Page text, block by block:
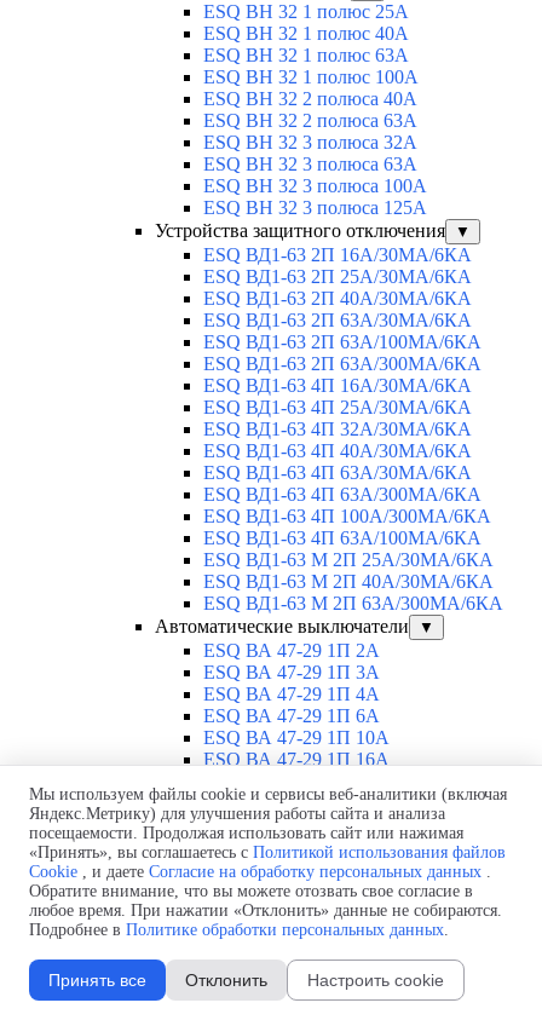
ESQ ВН 32 1 полюс 25А
ESQ ВН 32 1 полюс 40А
ESQ ВН 32 1 полюс 63А
ESQ ВН 32 1 полюс 100A
ESQ ВН 32 2 полюса 40А
ESQ ВН 32 2 полюса 63А
ESQ ВН 32 3 полюса 32А
ESQ ВН 32 3 полюса 63А
ESQ ВН 32 3 полюса 100А
ESQ ВН 32 3 полюса 125А
Устройства защитного отключения
▼
ESQ ВД1-63 2П 16А/30МА/6КА
ESQ ВД1-63 2П 25А/30МА/6КА
ESQ ВД1-63 2П 40А/30МА/6КА
ESQ ВД1-63 2П 63А/30МА/6КА
ESQ ВД1-63 2П 63А/100МА/6КА
ESQ ВД1-63 2П 63А/300МА/6КА
ESQ ВД1-63 4П 16А/30МА/6КА
ESQ ВД1-63 4П 25А/30МА/6КА
ESQ ВД1-63 4П 32А/30МА/6КА
ESQ ВД1-63 4П 40А/30МА/6КА
ESQ ВД1-63 4П 63А/30МА/6КА
ESQ ВД1-63 4П 63А/300МА/6КА
ESQ ВД1-63 4П 100А/300МА/6КА
ESQ ВД1-63 4П 63А/100MA/6КА
ESQ ВД1-63 M 2П 25А/30МА/6КА
ESQ ВД1-63 M 2П 40А/30МА/6КА
ESQ ВД1-63 M 2П 63А/300МА/6КА
Автоматические выключатели
▼
ESQ ВА 47-29 1П 2А
ESQ ВА 47-29 1П 3А
ESQ ВА 47-29 1П 4А
ESQ ВА 47-29 1П 6А
ESQ ВА 47-29 1П 10А
ESQ ВА 47-29 1П 16А
ESQ ВА 47-29 1П 25А
ESQ ВА 47-29 1П 32А
ESQ ВА 47-29 1П 40А
ESQ ВА 47-29 1П 50А
ESQ ВА 47-29 1П 63А
ESQ ВА 47-29 2П 1А
ESQ ВА 47-29 2П 2А
ESQ ВА 47-29 2П 3А
ESQ ВА 47-29 2П 4А
ESQ ВА 47-29 2П 6А
Мы используем файлы cookie и сервисы веб-аналитики (включая
Яндекс.Метрику) для улучшения работы сайта и анализа
посещаемости. Продолжая использовать сайт или нажимая
«Принять», вы соглашаетесь с Политикой использования файлов
Cookie , и даете Согласие на обработку персональных данных .
Обратите внимание, что вы можете отозвать свое согласие в
любое время. При нажатии «Отклонить» данные не собираются.
Подробнее в Политике обработки персональных данных.
Принять все Отклонить Настроить cookie